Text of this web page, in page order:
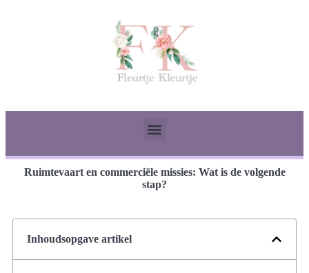
Ruimtevaart en commerciële missies: Wat is de volgende
stap?
Inhoudsopgave artikel